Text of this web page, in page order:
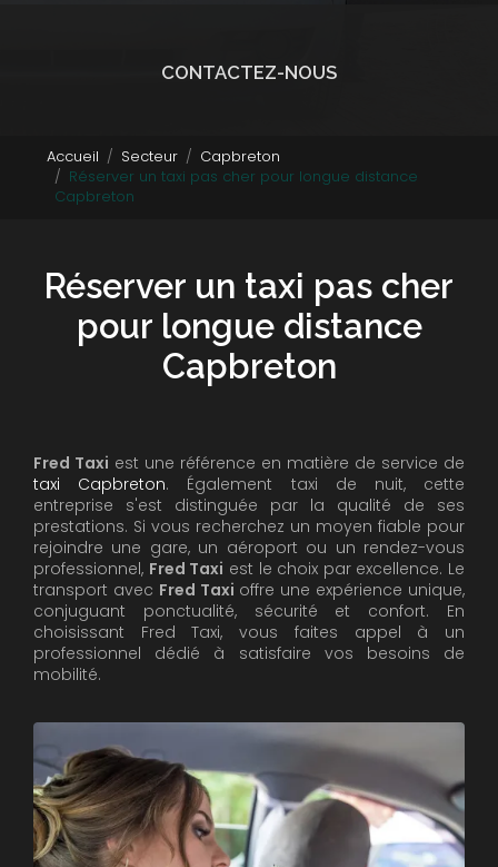
CONTACTEZ-NOUS
Accueil Secteur
Capbreton
Réserver un taxi pas cher pour longue distance
Capbreton
Réserver un taxi pas cher
pour longue distance
Capbreton
Fred Taxi est une référence en matière de service de
taxi Capbreton. Également taxi de nuit, cette
entreprise s'est distinguée par la qualité de ses
prestations. Si vous recherchez un moyen fiable pour
rejoindre une gare, un aéroport ou un rendez-vous
professionnel, Fred Taxi est le choix par excellence. Le
transport avec Fred Taxi offre une expérience unique,
conjuguant ponctualité, sécurité et confort. En
choisissant Fred Taxi, vous faites appel à un
professionnel dédié à satisfaire vos besoins de
mobilité.